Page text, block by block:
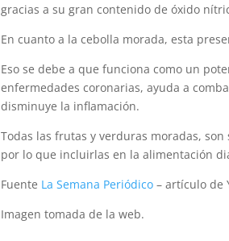
gracias a su gran contenido de óxido
En cuanto a la cebolla morada, esta
Eso se debe a que funciona como un
enfermedades coronarias, ayuda a
disminuye la inflamación.
Todas las frutas y verduras moradas,
por lo que incluirlas en la alimentación
Fuente La Semana Periódico – artículo de
Imagen tomada de la web.